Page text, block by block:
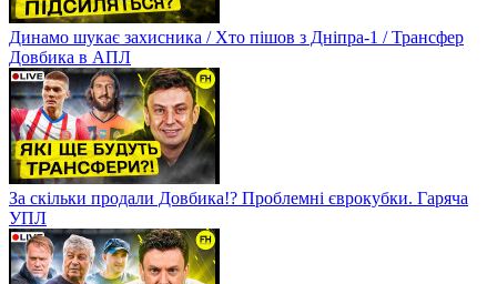
Динамо шукає захисника / Хто пішов з Дніпра-1 / Трансфер
Довбика в АПЛ
За скільки продали Довбика!? Проблемні єврокубки. Гаряча
УПЛ